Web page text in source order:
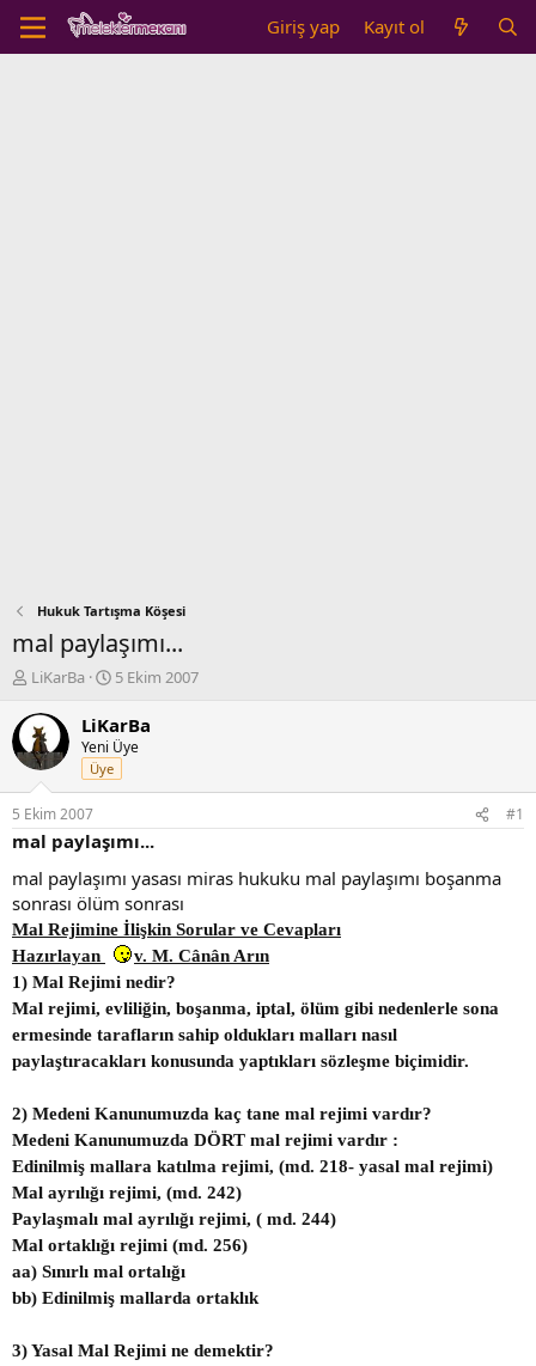
Giriş yap Kayıt ol
Hukuk Tartışma Köşesi
mal paylaşımı...
K
n
b
u
y
u
b
a
l
a
t
a
n
LiKarBa
B
ş
l
a
n
ı
ç
a
r
i
h
i
5 Ekim 2007
LiKarBa
Yeni Üye
Üye
5 Ekim 2007 #1
mal paylaşımı...
mal paylaşımı yasası miras hukuku mal paylaşımı boşanma
sonrası ölüm sonrası
Mal Rejimine İlişkin Sorular ve Cevapları
Hazırlayan
v. M. Cânân Arın
1) Mal Rejimi nedir?
Mal rejimi, evliliğin, boşanma, iptal, ölüm gibi nedenlerle sona
ermesinde tarafların sahip oldukları malları nasıl
paylaştıracakları konusunda yaptıkları sözleşme biçimidir.
2) Medeni Kanunumuzda kaç tane mal rejimi vardır?
Medeni Kanunumuzda DÖRT mal rejimi vardır :
Edinilmiş mallara katılma rejimi, (md. 218- yasal mal rejimi)
Mal ayrılığı rejimi, (md. 242)
Paylaşmalı mal ayrılığı rejimi, ( md. 244)
Mal ortaklığı rejimi (md. 256)
aa) Sınırlı mal ortalığı
bb) Edinilmiş mallarda ortaklık
3) Yasal Mal Rejimi ne demektir?